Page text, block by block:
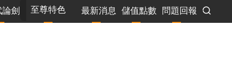
論劍 至尊特色 最新消息 儲值點數 問題回報